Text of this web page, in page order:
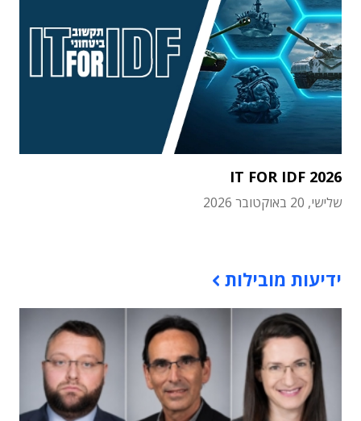
IT FOR IDF 2026
שלישי, 20 באוקטובר 2026
ידיעות מובילות